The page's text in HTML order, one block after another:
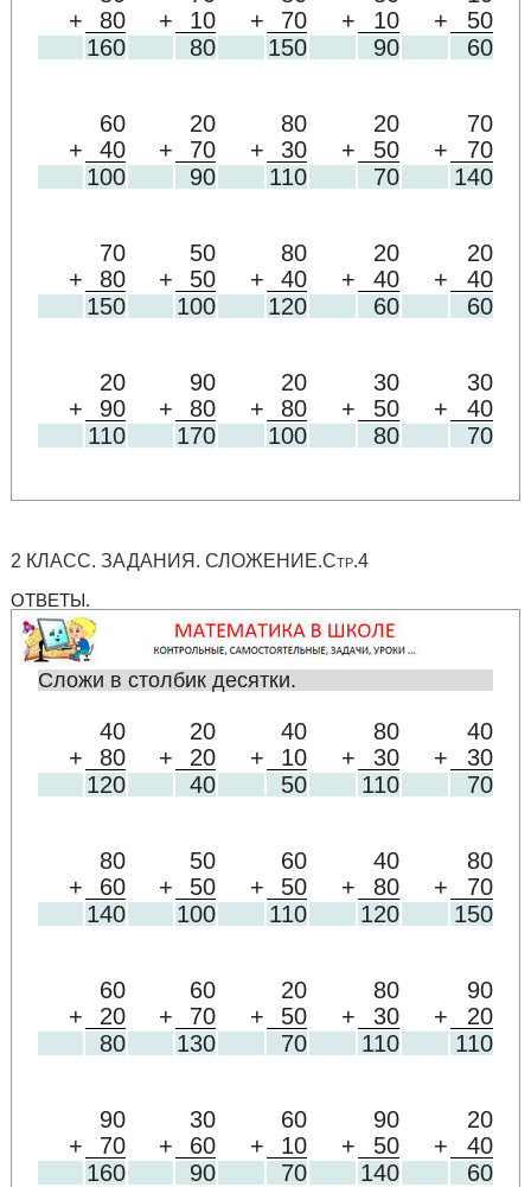
+
80 + 10 + 70 + 10 +
50
160
80 150 90 60
60 20 80 20
70
+
40 + 70 + 30 + 50 +
70
100
90 110 70 140
70 50 80 20
20
+
80 + 50 + 40 + 40 +
40
150
100 120 60 60
20 90 20 30
30
+
90 + 80 + 80 + 50 +
40
110
170 100 80 70
2 КЛАСС. ЗАДАНИЯ. СЛОЖЕНИЕ.Стр.4
ОТВЕТЫ.
Сложи в столбик десятки.
40 20 40 80
40
+
80 + 20 + 10 + 30 +
30
120
40 50 110 70
80 50 60 40
80
+
60 + 50 + 50 + 80 +
70
140
100 110 120 150
60 60 20 80
90
+
20 + 70 + 50 + 30 +
20
80
130 70 110 110
90 30 60 90
20
+
70 + 60 + 10 + 50 +
40
160
90 70 140 60